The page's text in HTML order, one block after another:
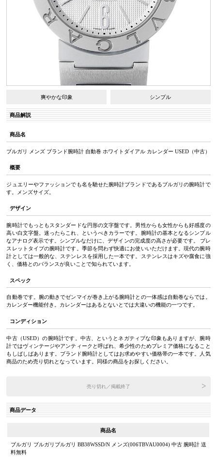
爽やかな印象 シンプル
商品解説
商品名
ブルガリ メンズ ブランド腕時計 自動巻 ホワイトダイアル カレンダー USED（中古）
概要
ジュエリーやファッションでも名を馳せた腕時計ブランドであるブルガリの腕時計で
す。メンズサイズ。
デザイン
腕時計でもっともスタンダードな円形の文字盤です。男性からも女性からも好感度の
高い白文字盤。迷ったらこれ、というべきカラーです。腕時計の基本となるシンプル
なアナログ表示です。シンプルなだけに、デザインの完成度の高さが必要です。 ブレ
スレットタイプの腕時計です。季節を問わず快適にお使いいただけます。現代の腕時
計としては一般的な、ステンレスを採用した一本です。ステンレスはキズや腐食に強
く、価格とのバランスが良いことで知られています。
スペック
自動巻です。腕の動きでゼンマイが巻き上がる腕時計との一体感は自動巻ならでは。
カレンダー機能付き。カレンダーはあるとないとでは大違いの機能の一つです。
コンディション
中古（USED）の腕時計です。中古、というとネガティブな印象もありますが、腕時
計ではヴィンテージやアンティークと呼ばれ、希少性のためプレミア価格になること
もしばしばあります。ブランド腕時計としてはお求めやすい価格帯の一本です。人気
商品のため売り切れとなっています。同様の商品をお探しください。
売り切れ／掲載終了
商品データ
商品名
ブルガリ ブルガリブルガリ BB38WSSD/N メンズ(006TBVAU0004) 中古 腕時計 送
料無料